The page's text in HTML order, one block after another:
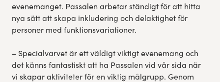
evenemanget. Passalen arbetar ständigt för att hitta
nya sätt att skapa inkludering och delaktighet för
personer med funktionsvariationer.
– Specialvarvet är ett väldigt viktigt evenemang och
det känns fantastiskt att ha Passalen vid vår sida när
vi skapar aktiviteter för en viktig målgrupp. Genom